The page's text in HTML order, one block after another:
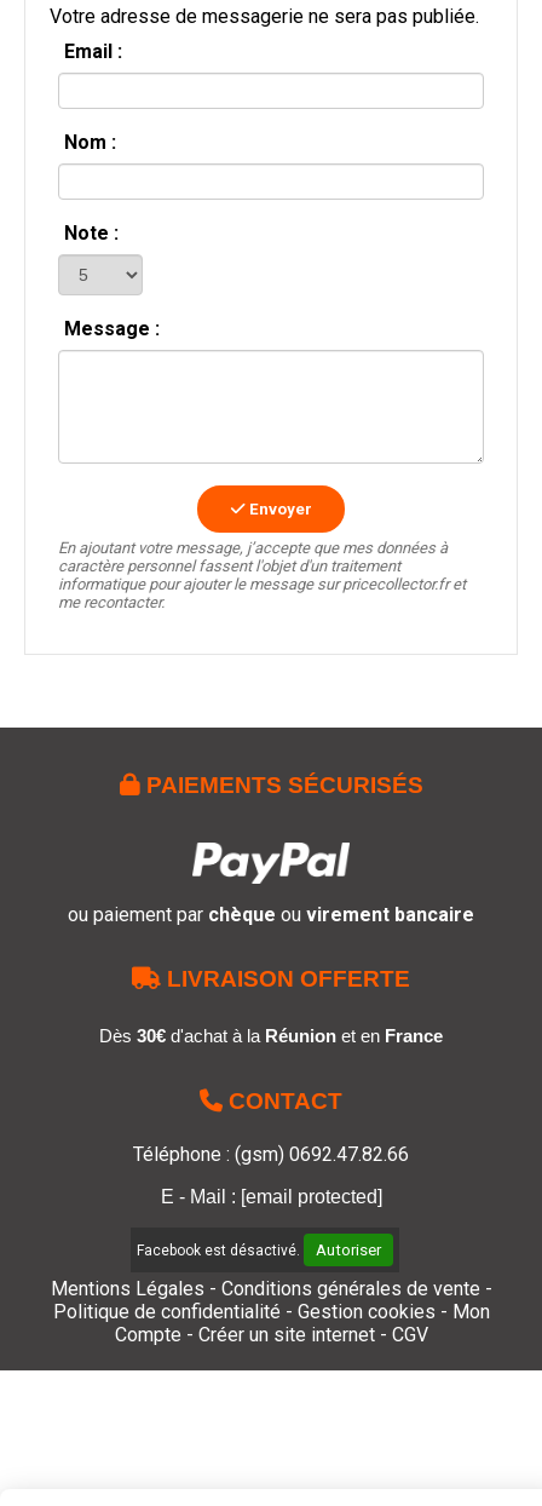
Votre adresse de messagerie ne sera pas publiée.
Email :
Nom :
Note :
Message :
Envoyer
En ajoutant votre message, j’accepte que mes données à
caractère personnel fassent l'objet d'un traitement
informatique pour ajouter le message sur pricecollector.fr et
me recontacter.
 PAIEMENTS SÉCURISÉS
ou paiement par chèque ou virement bancaire
 LIVRAISON OFFERTE
Dès 30€ d'achat à la Réunion et en France
 CONTACT
Téléphone : (gsm) 0692.47.82.66
E - Mail : [email protected]
Facebook est désactivé. Autoriser
Mentions Légales
Conditions générales de vente
Politique de confidentialité
Gestion cookies
Mon
Compte
Créer un site internet CGV